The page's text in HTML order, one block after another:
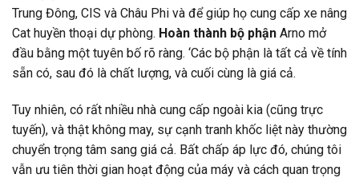
Trung Đông, CIS và Châu Phi và để giúp họ cung cấp xe nâng
Cat huyền thoại dự phòng. Hoàn thành bộ phận Arno mở
đầu bằng một tuyên bố rõ ràng. ‘Các bộ phận là tất cả về tính
sẵn có, sau đó là chất lượng, và cuối cùng là giá cả.
Tuy nhiên, có rất nhiều nhà cung cấp ngoài kia (cũng trực
tuyến), và thật không may, sự cạnh tranh khốc liệt này thường
chuyển trọng tâm sang giá cả. Bất chấp áp lực đó, chúng tôi
vẫn ưu tiên thời gian hoạt động của máy và cách quan trọng